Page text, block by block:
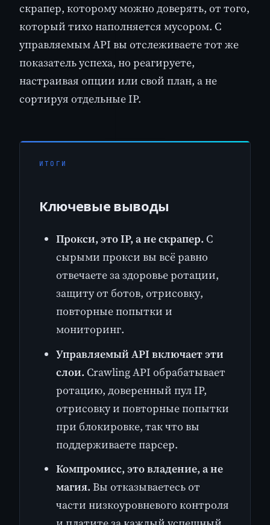
скрапер, которому можно доверять, от того,
который тихо наполняется мусором. С
управляемым API вы отслеживаете тот же
показатель успеха, но реагируете,
настраивая опции или свой план, а не
сортируя отдельные IP.
ИТОГИ
Ключевые выводы
Прокси, это IP, а не скрапер. С
сырыми прокси вы всё равно
отвечаете за здоровье ротации,
защиту от ботов, отрисовку,
повторные попытки и
мониторинг.
Управляемый API включает эти
слои. Crawling API обрабатывает
ротацию, доверенный пул IP,
отрисовку и повторные попытки
при блокировке, так что вы
поддерживаете парсер.
Компромисс, это владение, а не
магия. Вы отказываетесь от
части низкоуровневого контроля